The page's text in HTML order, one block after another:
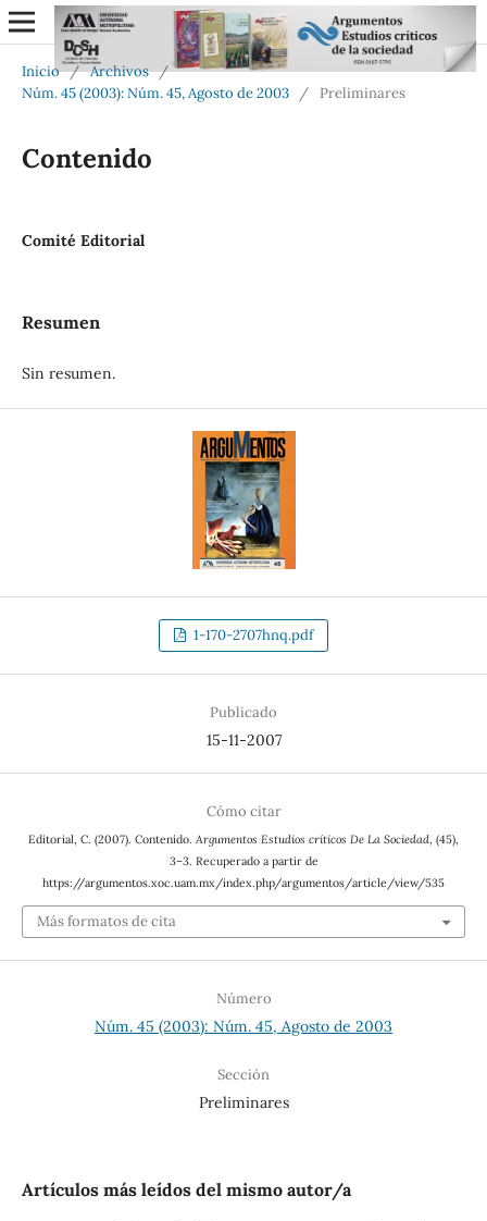
Inicio / Archivos /
Núm. 45 (2003): Núm. 45, Agosto de 2003
/ Preliminares
Contenido
Comité Editorial
Resumen
Sin resumen.
1-170-2707hnq.pdf
Publicado
15-11-2007
Cómo citar
Editorial, C. (2007). Contenido. Argumentos Estudios críticos De La Sociedad, (45),
3–3. Recuperado a partir de
https://argumentos.xoc.uam.mx/index.php/argumentos/article/view/535
Más formatos de cita
Número
Núm. 45 (2003): Núm. 45, Agosto de 2003
Sección
Preliminares
Artículos más leídos del mismo autor/a